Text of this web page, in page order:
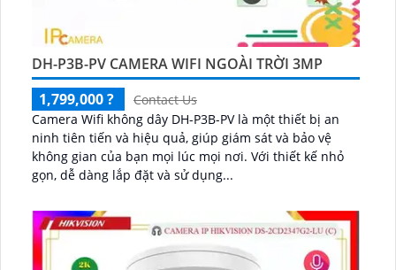
DH-P3B-PV CAMERA WIFI NGOÀI TRỜI 3MP
1,799,000 ?
Contact Us
Camera Wifi không dây DH-P3B-PV là một thiết bị an
ninh tiên tiến và hiệu quả, giúp giám sát và bảo vệ
không gian của bạn mọi lúc mọi nơi. Với thiết kế nhỏ
gọn, dễ dàng lắp đặt và sử dụng...